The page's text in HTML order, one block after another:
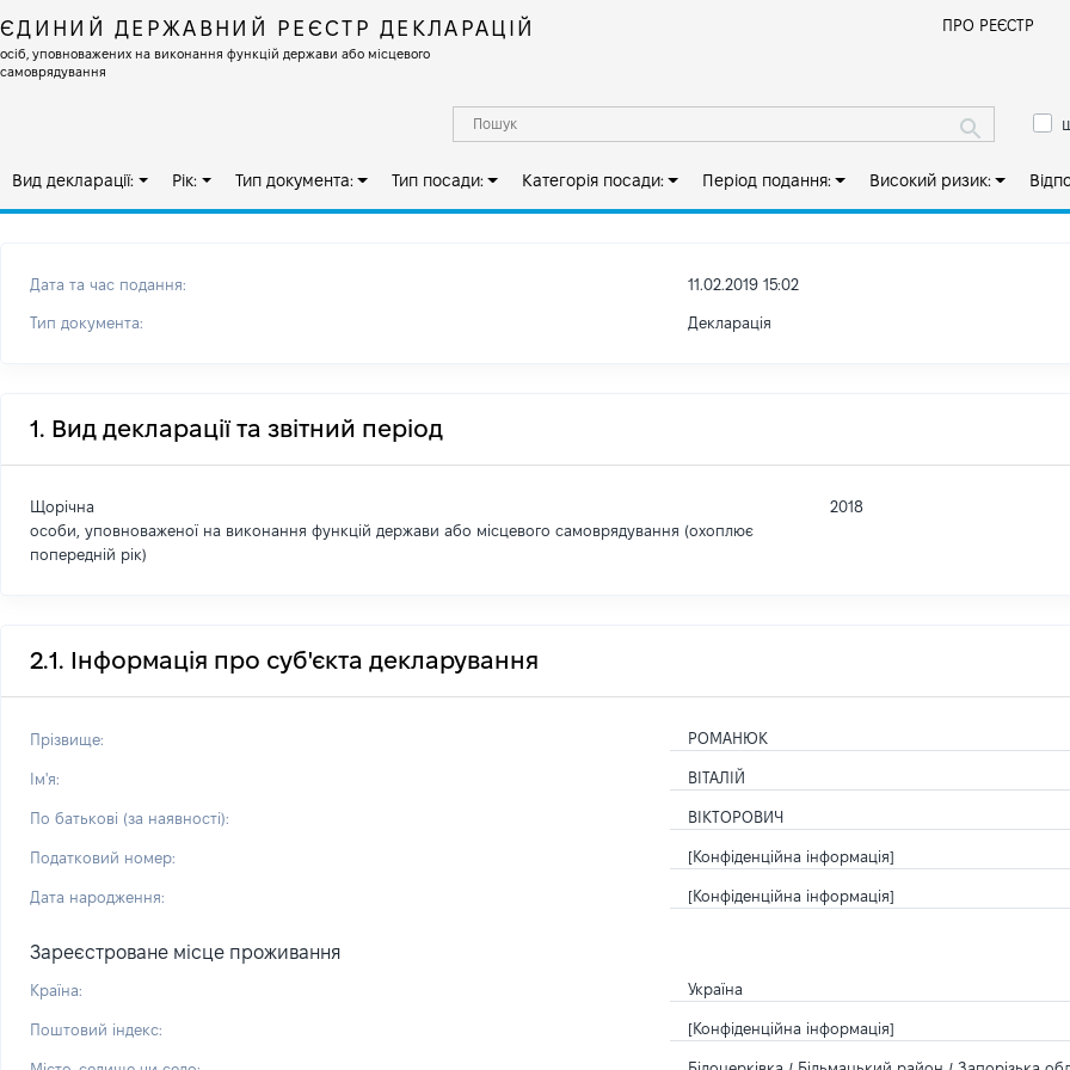
ЄДИНИЙ ДЕРЖАВНИЙ РЕЄСТР ДЕКЛАРАЦІЙ
осіб, уповноважених на виконання функцій держави або місцевого
самоврядування
ПРО РЕЄСТР
Вид декларації: Рік: Тип документа: Тип посади: Категорія посади: Період подання: Високий ризик:
Дата та час подання: 11.02.2019 15:02
Тип документа: Декларація
1. Вид декларації та звітний період
Щорічна
особи, уповноваженої на виконання функцій держави або місцевого самоврядування (охоплює
попередній рік)
2018
2.1. Інформація про суб'єкта декларування
Прізвище: РОМАНЮК
Ім'я: ВІТАЛІЙ
По батькові (за наявності): ВІКТОРОВИЧ
Податковий номер: [Конфіденційна інформація]
Дата народження: [Конфіденційна інформація]
Зареєстроване місце проживання
Країна: Україна
Поштовий індекс: [Конфіденційна інформація]